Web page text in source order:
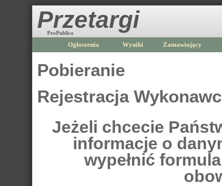
Przetargi
ProPublico
Ogłoszenia Wyniki Zamawiający
Pobieranie
Rejestracja
Jeżeli chcecie
informacje o
wypełnić